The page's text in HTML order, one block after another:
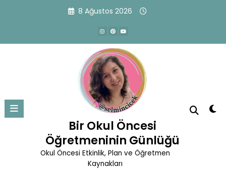
8 Ağustos 2026
Bir Okul Öncesi
Öğretmeninin Günlüğü
Okul Öncesi Etkinlik, Plan ve Öğretmen
Kaynakları
31.10.2022 Etkinlik Planı
Başlangıç Okul Öncesi Eğitim Planları
Ekim Planları
31.10.2022 Etkinlik Planı